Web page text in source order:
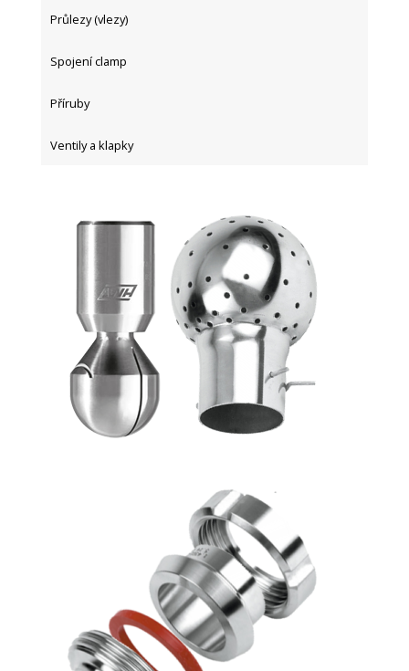
Průlezy (vlezy)
Spojení clamp
Příruby
Ventily a klapky